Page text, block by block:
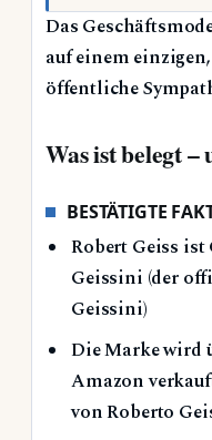
Das
auf einem
öffentliche
Was ist belegt –
BESTÄTIGTE
Robert Geiss
Geissini (der
Geissini)
Die Marke wird
Amazon
von Roberto